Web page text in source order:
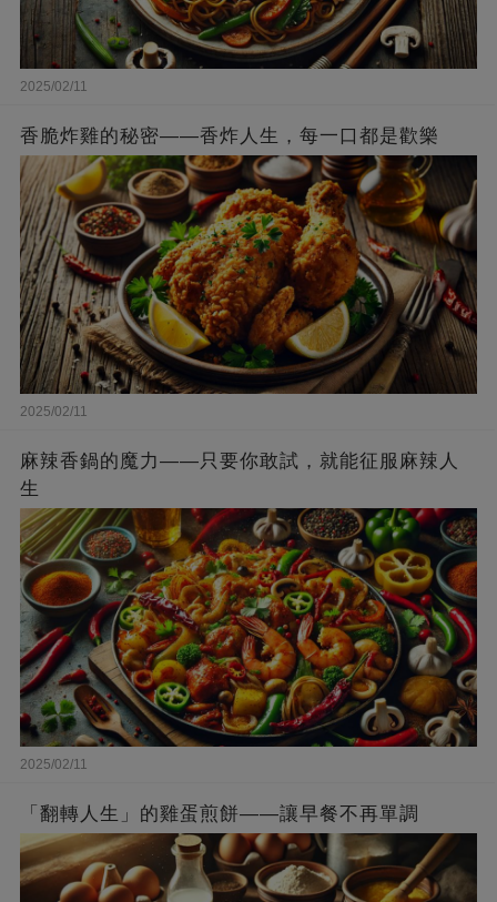
2025/02/11
香脆炸雞的秘密——香炸人生，每一口都是歡樂
2025/02/11
麻辣香鍋的魔力——只要你敢試，就能征服麻辣人
生
2025/02/11
「翻轉人生」的雞蛋煎餅——讓早餐不再單調